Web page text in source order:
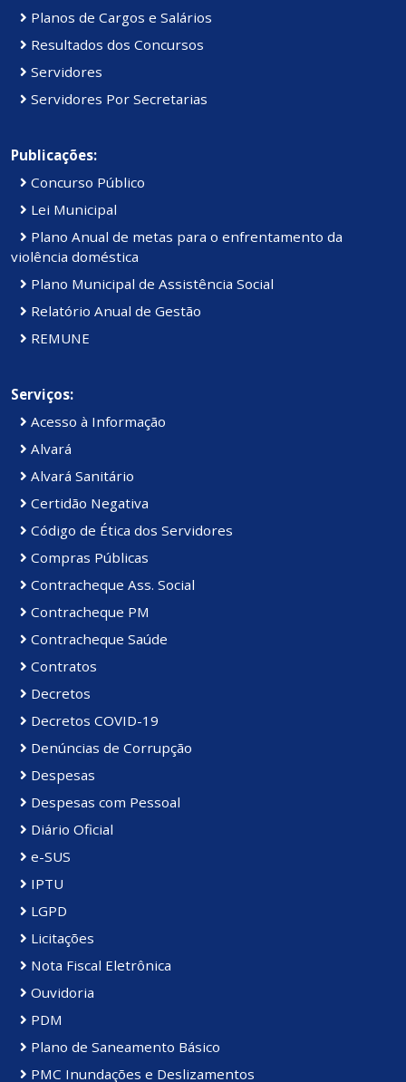
Planos de Cargos e Salários
Resultados dos Concursos
Servidores
Servidores Por Secretarias
Publicações:
Concurso Público
Lei Municipal
Plano Anual de metas para o enfrentamento da
violência doméstica
Plano Municipal de Assistência Social
Relatório Anual de Gestão
REMUNE
Serviços:
Acesso à Informação
Alvará
Alvará Sanitário
Certidão Negativa
Código de Ética dos Servidores
Compras Públicas
Contracheque Ass. Social
Contracheque PM
Contracheque Saúde
Contratos
Decretos
Decretos COVID-19
Denúncias de Corrupção
Despesas
Despesas com Pessoal
Diário Oficial
e-SUS
IPTU
LGPD
Licitações
Nota Fiscal Eletrônica
Ouvidoria
PDM
Plano de Saneamento Básico
PMC Inundações e Deslizamentos